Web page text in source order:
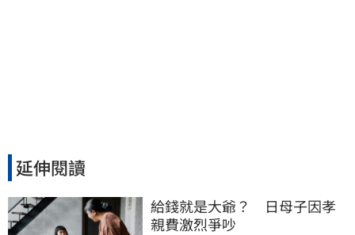
延伸閱讀
給錢就是大爺？　日母子因孝
親費激烈爭吵